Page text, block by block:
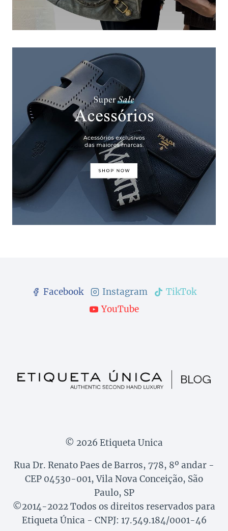
Facebook Instagram
TikTok
YouTube
© 2026 Etiqueta Unica
Rua Dr. Renato Paes de Barros, 778, 8º andar -
CEP 04530-001, Vila Nova Conceição, São
Paulo, SP
©2014-2022 Todos os direitos reservados para
Etiqueta Única - CNPJ: 17.549.184/0001-46